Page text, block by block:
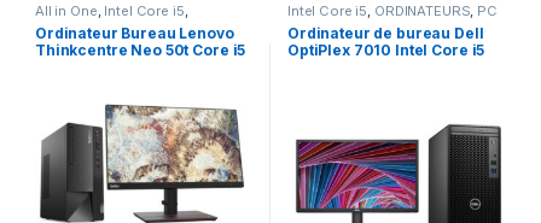
All in One, Intel Core i5,
ORDINATEURS PC Bureau
Ordinateur Bureau Lenovo
Thinkcentre Neo 50t Core i5
Intel Core i5, ORDINATEURS, PC
Bureau
Ordinateur de bureau Dell
OptiPlex 7010 Intel Core i5